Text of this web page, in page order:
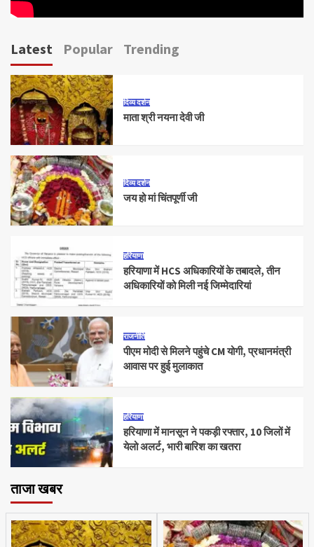
Latest Popular Trending
दिव्य दर्शन
माता श्री नयना देवी जी
दिव्य दर्शन
जय हो मां चिंतपूर्णी जी
हरियाणा
हरियाणा में HCS अधिकारियों के तबादले, तीन
अधिकारियों को मिली नई जिम्मेदारियां
राजनीति
पीएम मोदी से मिलने पहुंचे CM योगी, प्रधानमंत्री
आवास पर हुई मुलाकात
हरियाणा
हरियाणा में मानसून ने पकड़ी रफ्तार, 10 जिलों में
येलो अलर्ट, भारी बारिश का खतरा
ताजा खबर